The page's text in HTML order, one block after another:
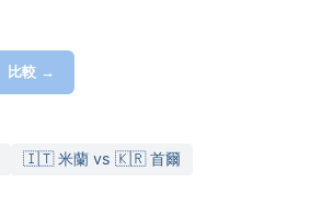
比較 →
🇮🇹 米蘭 vs 🇰🇷 首爾